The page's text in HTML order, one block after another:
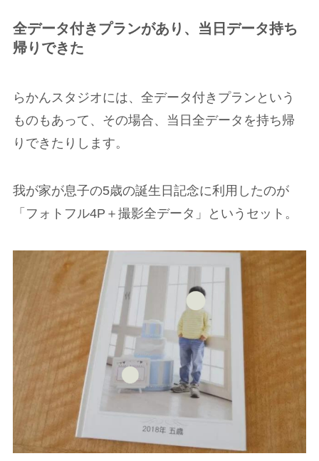
全データ付きプランがあり、当日データ持ち
帰りできた
らかんスタジオには、全データ付きプランという
ものもあって、その場合、当日全データを持ち帰
りできたりします。
我が家が息子の5歳の誕生日記念に利用したのが
「フォトフル4P＋撮影全データ」というセット。